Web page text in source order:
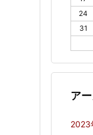
24
31
ア
2023